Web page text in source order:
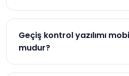
Kurulum, yazılımın türüne ve
tarafından yapılır.
Geçiş kontrol yazılımı
mudur?
Evet, birçok geçiş kontrol